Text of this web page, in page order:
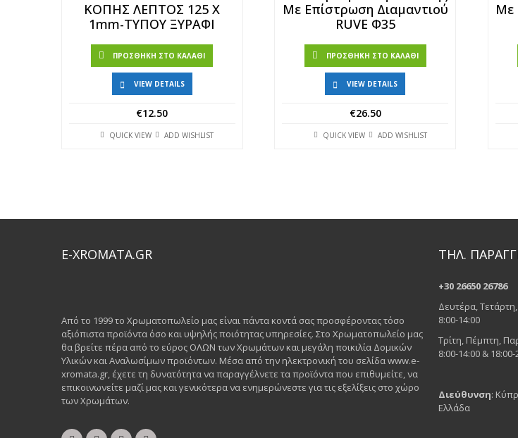
ΚΟΠΗΣ ΛΕΠΤΟΣ 125 Χ
1mm-ΤΥΠΟΥ ΞΥΡΑΦΙ
ΠΡΟΣΘΉΚΗ ΣΤΟ ΚΑΛΆΘΙ
VIEW DETAILS
€12.50
QUICK VIEW ADD WISHLIST
Με Επίστρωση Διαμαντιού
RUVE Φ35
ΠΡΟΣΘΉΚΗ ΣΤΟ ΚΑΛΆΘΙ
VIEW DETAILS
€26.50
QUICK VIEW ADD WISHLIST
Με
E-XROMATA.GR
Από το 1999 το Χρωματοπωλείο μας είναι πάντα κοντά σας προσφέροντας τόσο
αξιόπιστα προϊόντα όσο και υψηλής ποιότητας υπηρεσίες. Στο Χρωματοπωλείο μας
θα βρείτε πέρα από το εύρος ΟΛΩΝ των Χρωμάτων και μεγάλη ποικιλία Δομικών
Υλικών και Αναλωσίμων προϊόντων. Μέσα από την ηλεκτρονική του σελίδα www.e-
xromata.gr, έχετε τη δυνατότητα να παραγγέλνετε τα προϊόντα που επιθυμείτε, να
επικοινωνείτε μαζί μας και γενικότερα να ενημερώνεστε για τις εξελίξεις στο χώρο
των Χρωμάτων.
ΤΗΛ.
+30 26650 26786
Δευτέρα,
8:00-14:00
Τρίτη, Πέμπτη,
8:00-14:00 & 18:00-
Διεύθυνση:
Ελλάδα